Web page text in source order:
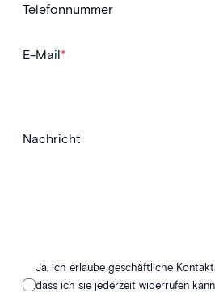
Telefonnummer
E-Mail*
Nachricht
Ja, ich erlaube geschäftliche
dass ich sie jederzeit widerrufen